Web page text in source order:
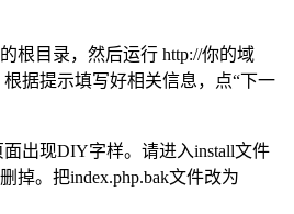
根目录，然后运行 http://你的域
根据提示填写好相关信息，点“下一
出现DIY字样。请进入install文件
掉。把index.php.bak文件改为